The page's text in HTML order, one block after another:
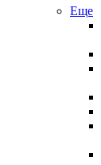
Еще